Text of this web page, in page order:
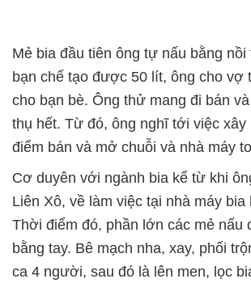
Mẻ bia đầu tiên ông tự nấu bằng
bạn chế tạo được 50 lít, ông cho vợ
cho bạn bè. Ông thử mang đi bán
thụ hết. Từ đó, ông nghĩ tới việc xây
điểm bán và mở chuỗi và nhà máy
Cơ duyên với ngành bia kể từ khi
Liên Xô, về làm việc tại nhà máy bia
Thời điểm đó, phần lớn các mẻ nấu
bằng tay. Bê mạch nha, xay, phối
ca 4 người, sau đó là lên men, lọc